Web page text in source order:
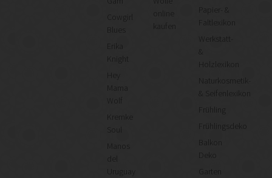
Cowgirl
Knight
Mama
Wolf
Kremke
Manos
Uruguay
kaufen
Papier- &
Faltlexikon
Werkstatt-
&
Holzlexikon
Naturkosmetik-
& Seifenlexikon
Frühling
Frühlingsdeko
Balkon
Deko
Garten